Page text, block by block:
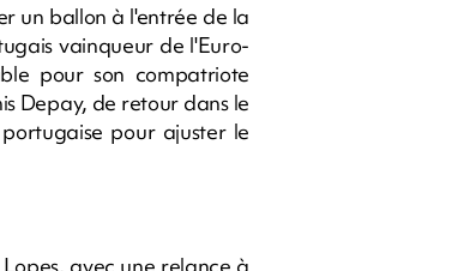
un ballon à l'entrée de la
vainqueur de l'Euro-
pour son compatriote
Depay, de retour dans le
pour ajuster le
avec une relance à